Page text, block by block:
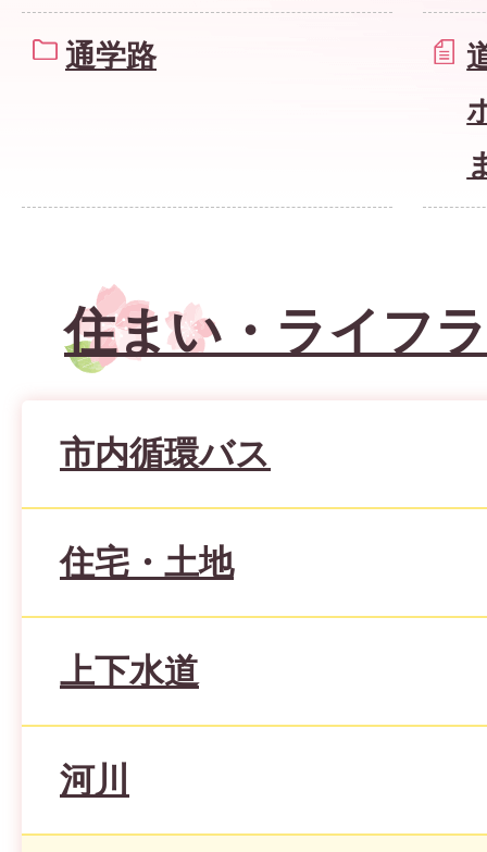
通学路
住まい・ライフ
市内循環バス
住宅・土地
上下水道
河川